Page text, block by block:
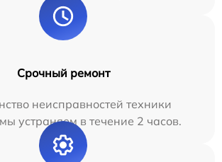
Срочный ремонт
неисправностей техники
устраняем в течение 2 часов.